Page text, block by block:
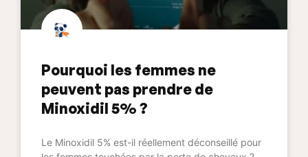
Pourquoi les femmes ne
peuvent pas prendre de
Minoxidil 5% ?
Le Minoxidil 5% est-il réellement déconseillé pour